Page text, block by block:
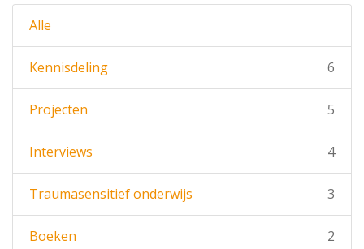
Alle
Kennisdeling 6
Projecten 5
Interviews 4
Traumasensitief onderwijs 3
Boeken 2